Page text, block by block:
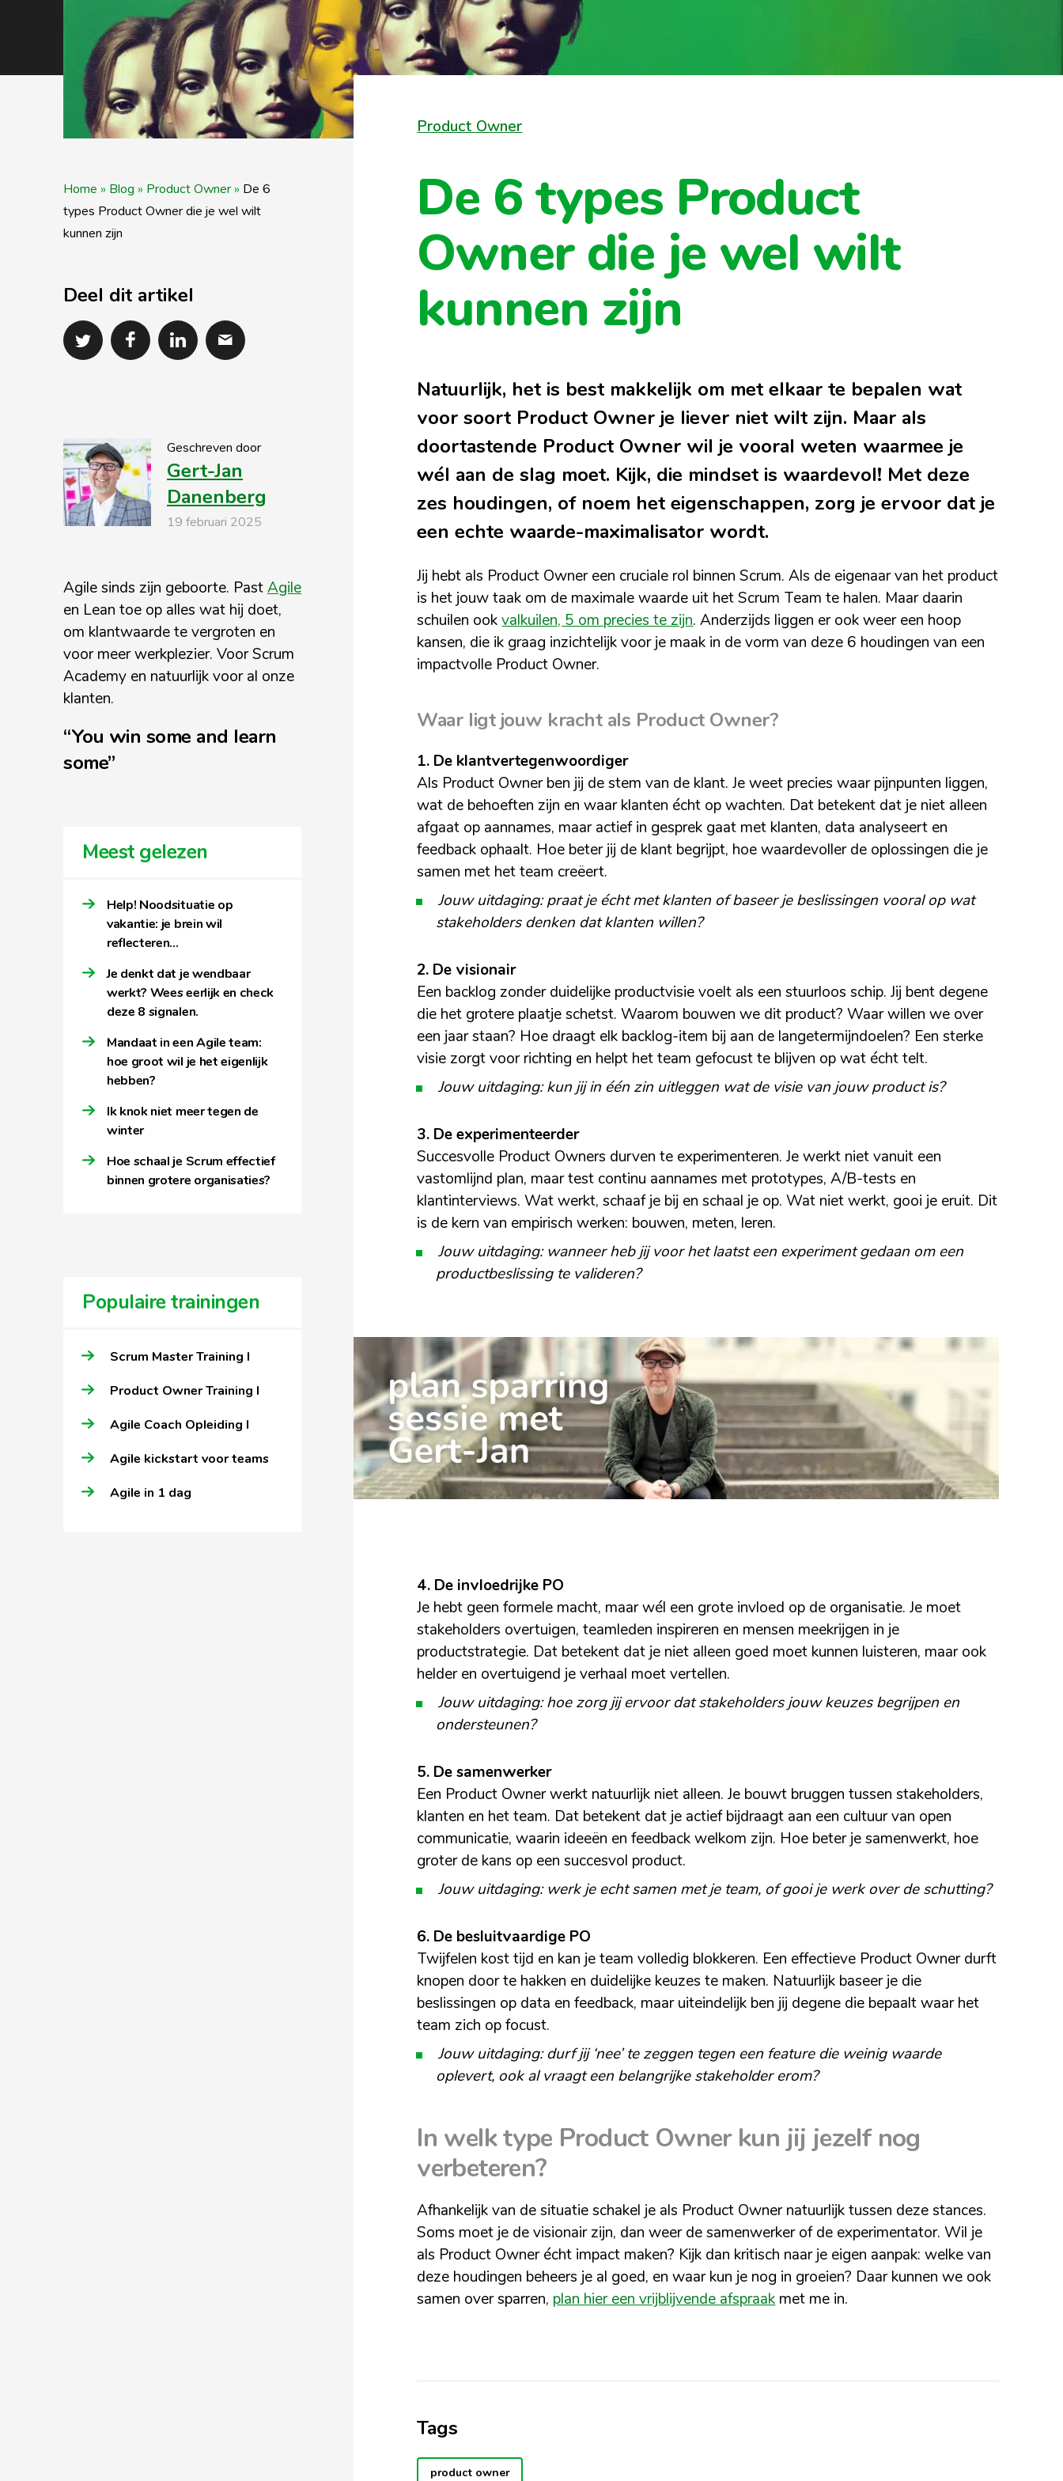
Product Owner
De 6 types Product
Owner die je wel wilt
kunnen zijn
Natuurlijk, het is best makkelijk om met elkaar te bepalen wat
voor soort Product Owner je liever niet wilt zijn. Maar als
doortastende Product Owner wil je vooral weten waarmee je
wél aan de slag moet. Kijk, die mindset is waardevol! Met deze
zes houdingen, of noem het eigenschappen, zorg je ervoor dat je
een echte waarde-maximalisator wordt.
Jij hebt als Product Owner een cruciale rol binnen Scrum. Als de eigenaar van het product
is het jouw taak om de maximale waarde uit het Scrum Team te halen. Maar daarin
schuilen ookvalkuilen, 5 om precies te zijn. Anderzijds liggen er ook weer een hoop
kansen, die ik graag inzichtelijk voor je maak in de vorm van deze 6 houdingen van een
impactvolle Product Owner.
Waar ligt jouw kracht als Product Owner?
1. De klantvertegenwoordiger
Als Product Owner ben jij de stem van de klant. Je weet precies waar pijnpunten liggen,
wat de behoeften zijn en waar klanten écht op wachten. Dat betekent dat je niet alleen
afgaat op aannames, maar actief in gesprek gaat met klanten, data analyseert en
feedback ophaalt. Hoe beter jij de klant begrijpt, hoe waardevoller de oplossingen die je
samen met het team creëert.
Jouw uitdaging: praat je écht met klanten of baseer je beslissingen vooral op wat
stakeholders denken dat klanten willen?
2. De visionair
Een backlog zonder duidelijke productvisie voelt als een stuurloos schip. Jij bent degene
die het grotere plaatje schetst. Waarom bouwen we dit product? Waar willen we over
een jaar staan? Hoe draagt elk backlog-item bij aan de langetermijndoelen? Een sterke
visie zorgt voor richting en helpt het team gefocust te blijven op wat écht telt.
Jouw uitdaging: kun jij in één zin uitleggen wat de visie van jouw product is?
3. De experimenteerder
Succesvolle Product Owners durven te experimenteren. Je werkt niet vanuit een
vastomlijnd plan, maar test continu aannames met prototypes, A/B-tests en
klantinterviews. Wat werkt, schaaf je bij en schaal je op. Wat niet werkt, gooi je eruit. Dit
is de kern van empirisch werken: bouwen, meten, leren.
Jouw uitdaging: wanneer heb jij voor het laatst een experiment gedaan om een
productbeslissing te valideren?
4. De invloedrijke PO
Je hebt geen formele macht, maar wél een grote invloed op de organisatie. Je moet
stakeholders overtuigen, teamleden inspireren en mensen meekrijgen in je
productstrategie. Dat betekent dat je niet alleen goed moet kunnen luisteren, maar ook
helder en overtuigend je verhaal moet vertellen.
Jouw uitdaging: hoe zorg jij ervoor dat stakeholders jouw keuzes begrijpen en
ondersteunen?
5. De samenwerker
Een Product Owner werkt natuurlijk niet alleen. Je bouwt bruggen tussen stakeholders,
klanten en het team. Dat betekent dat je actief bijdraagt aan een cultuur van open
communicatie, waarin ideeën en feedback welkom zijn. Hoe beter je samenwerkt, hoe
groter de kans op een succesvol product.
Jouw uitdaging: werk je echt samen met je team, of gooi je werk over de schutting?
6. De besluitvaardige PO
Twijfelen kost tijd en kan je team volledig blokkeren. Een effectieve Product Owner durft
knopen door te hakken en duidelijke keuzes te maken. Natuurlijk baseer je die
beslissingen op data en feedback, maar uiteindelijk ben jij degene die bepaalt waar het
team zich op focust.
Jouw uitdaging: durf jij ‘nee’ te zeggen tegen een feature die weinig waarde
oplevert, ook al vraagt een belangrijke stakeholder erom?
In welk type Product Owner kun jij jezelf nog
verbeteren?
Afhankelijk van de situatie schakel je als Product Owner natuurlijk tussen deze stances.
Soms moet je de visionair zijn, dan weer de samenwerker of de experimentator. Wil je
als Product Owner écht impact maken? Kijk dan kritisch naar je eigen aanpak: welke van
deze houdingen beheers je al goed, en waar kun je nog in groeien? Daar kunnen we ook
samen over sparren, plan hier een vrijblijvende afspraakmet me in.
Tags
product owner
Home » Blog » Product Owner» De 6
types Product Owner die je wel wilt
kunnen zijn
Deel dit artikel
Geschreven door
Gert-Jan
Danenberg
19 februari 2025
Agile sinds zijn geboorte. PastAgile
en Lean toe op alles wat hij doet,
om klantwaarde te vergroten en
voor meer werkplezier. Voor Scrum
Academy en natuurlijk voor al onze
klanten.
“You win some and learn
some”
Meest gelezen
Help! Noodsituatie op
vakantie: je brein wil
reflecteren…
Je denkt dat je wendbaar
werkt? Wees eerlijk en check
deze 8 signalen.
Mandaat in een Agile team:
hoe groot wil je het eigenlijk
hebben?
Ik knok niet meer tegen de
winter
Hoe schaal je Scrum effectief
binnen grotere organisaties?
Populaire trainingen
Scrum Master Training I
Product Owner Training I
Agile Coach Opleiding I
Agile kickstart voor teams
Agile in 1 dag